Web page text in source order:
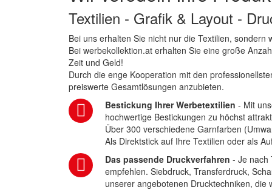
Textilien - Grafik & Layout -
Bei uns erhalten Sie nicht nur die Textilien,
Bei werbekollektion.at erhalten Sie eine große
Zeit und Geld!
Durch die enge Kooperation mit den
preiswerte Gesamtlösungen anzubieten.
Bestickung Ihrer Werbetextilien - Mit
hochwertige Bestickungen zu höchst
Über 300 verschiedene Garnfarben
Als Direktstick auf Ihre Textilien oder als
Das passende Druckverfahren - Je nach
empfehlen. Siebdruck, Transferdruck,
unserer angebotenen Drucktechniken,